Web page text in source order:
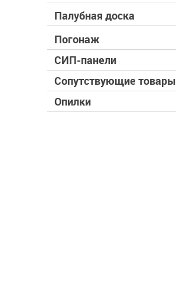
Палубная доска
Погонаж
СИП-панели
Сопутствующие товары
Опилки